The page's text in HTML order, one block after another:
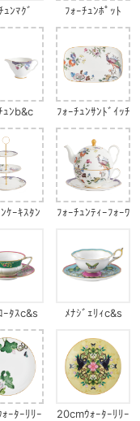
ｭﾝﾏｸﾞ ﾌｫｰﾁｭﾝﾎﾟｯﾄ
ｭﾝb&c
ﾌｫｰﾁｭﾝｻﾝﾄﾞｲｯﾁ
ﾄﾚｲ
ｹｰｷｽﾀﾝ
ﾌｫｰﾁｭﾝﾃｨｰﾌｫｰﾜ
ｰﾀｽc&s ﾒﾅｼﾞｪﾘｨc&s
ｰﾀｰﾘﾘｰ
20cmｳｫｰﾀｰﾘﾘｰ